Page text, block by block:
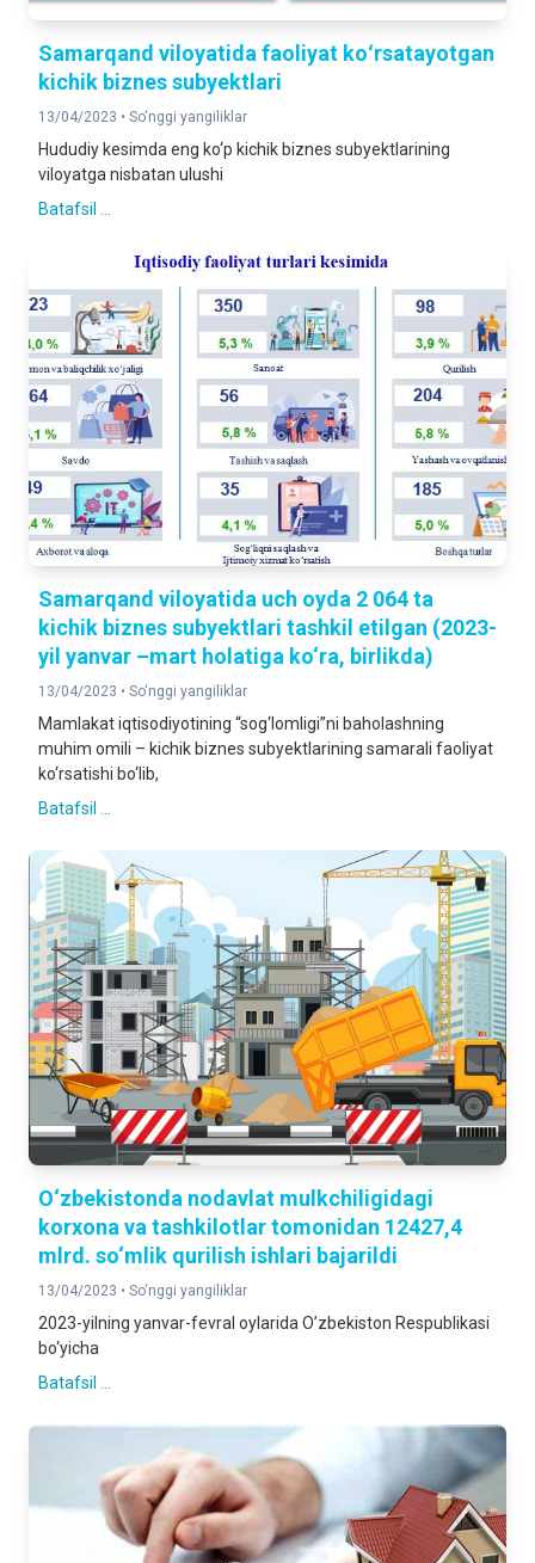
Samarqand viloyatida faoliyat koʻrsatayotgan
kichik biznes subyektlari
13/04/2023 • So‘nggi yangiliklar
Hududiy kesimda eng ko‘p kichik biznes subyektlarining
viloyatga nisbatan ulushi
Batafsil ...
Samarqand viloyatida uch oyda 2 064 ta
kichik biznes subyektlari tashkil etilgan (2023-
yil yanvar –mart holatiga ko‘ra, birlikda)
13/04/2023 • So‘nggi yangiliklar
Mamlakat iqtisodiyotining “sog‘lomligi”ni baholashning
muhim omili – kichik biznes subyektlarining samarali faoliyat
ko‘rsatishi bo‘lib,
Batafsil ...
O‘zbekistonda nodavlat mulkchiligidagi
korxona va tashkilotlar tomonidan 12427,4
mlrd. so‘mlik qurilish ishlari bajarildi
13/04/2023 • So‘nggi yangiliklar
2023-yilning yanvar-fevral oylarida O’zbekiston Respublikasi
bo‘yicha
Batafsil ...